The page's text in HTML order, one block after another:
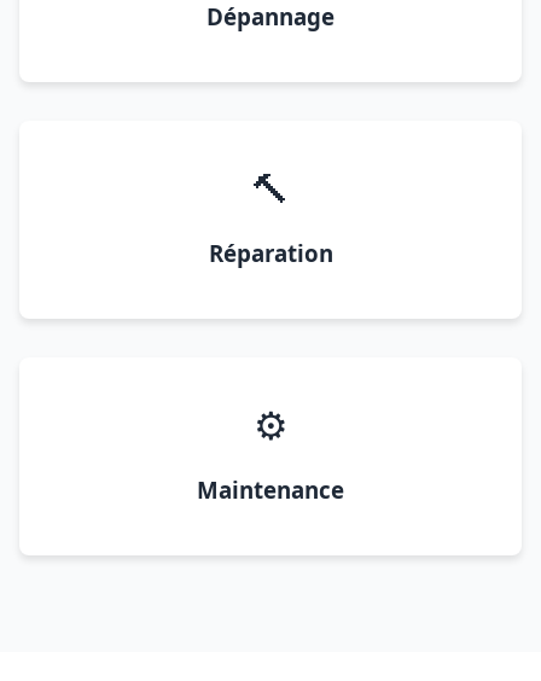
Dépannage
🔨
Réparation
⚙️
Maintenance